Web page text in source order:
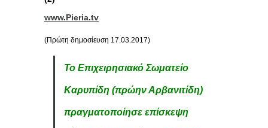
www.Pieria.tv
(Πρώτη δημοσίευση 17.03.2017)
Το Επιχειρησιακό Σωματείο
Καρυπίδη (πρώην Αρβανιτίδη)
πραγματοποίησε επίσκεψη